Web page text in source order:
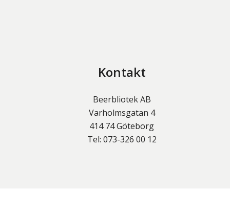
Kontakt
Beerbliotek AB
Varholmsgatan 4
414 74Göteborg
Tel: 073-326 00 12